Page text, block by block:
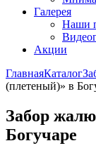
Галерея
Наши
Акции
ГлавнаяКаталог
(плетеный)» в
Забор
Богучаре